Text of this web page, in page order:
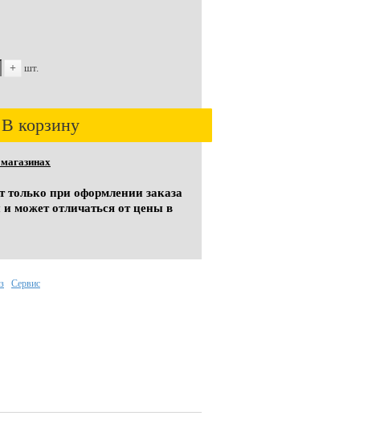
+
шт.
В корзину
только при оформлении заказа
и может отличаться от цены в
Сервис